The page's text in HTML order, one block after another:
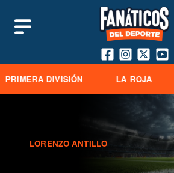
PRIMERA DIVISIÓN LA ROJA
LORENZO ANTILLO